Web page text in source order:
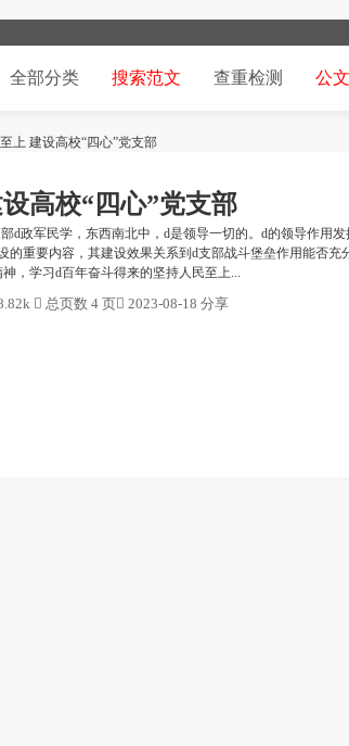
全部分类 搜索范文 查重检测 公
上 建设高校“四心”党支部
高校“四心”党支部
d政军民学，东西南北中，d是领导一切的。d的领导作用
的重要内容，其建设效果关系到d支部战斗堡垒作用能否充
，学习d百年奋斗得来的坚持人民至上...
 总页数 4 页 2023-08-18 分享